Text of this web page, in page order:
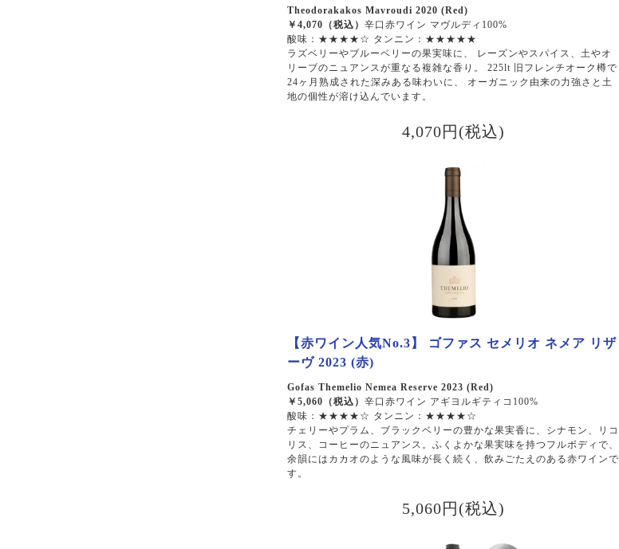
Theodorakakos Mavroudi 2020 (Red)
￥4,070（税込）辛口赤ワイン マヴルディ100%
酸味：★★★★☆ タンニン：★★★★★
ラズベリーやブルーベリーの果実味に、 レーズンやスパイス、土やオ
リーブのニュアンスが重なる複雑な香り。 225lt 旧フレンチオーク樽で
24ヶ月熟成された深みある味わいに、 オーガニック由来の力強さと土
地の個性が溶け込んでいます。
4,070円(税込)
【赤ワイン人気No.3】 ゴファス セメリオ ネメア リザ
ーヴ 2023 (赤)
Gofas Themelio Nemea Reserve 2023 (Red)
￥5,060（税込）辛口赤ワイン アギヨルギティコ100%
酸味：★★★★☆ タンニン：★★★★☆
チェリーやプラム、ブラックベリーの豊かな果実香に、シナモン、リコ
リス、コーヒーのニュアンス。ふくよかな果実味を持つフルボディで、
余韻にはカカオのような風味が長く続く、飲みごたえのある赤ワインで
す。
5,060円(税込)